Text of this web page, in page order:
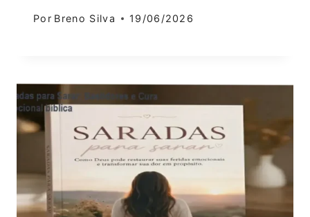
Por Breno Silva 19/06/2026